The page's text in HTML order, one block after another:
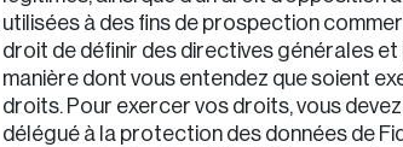
utilisées à des fins de prospection
droit de définir des directives générales
manière dont vous entendez que soient
droits. Pour exercer vos droits, vous
délégué à la protection des données de